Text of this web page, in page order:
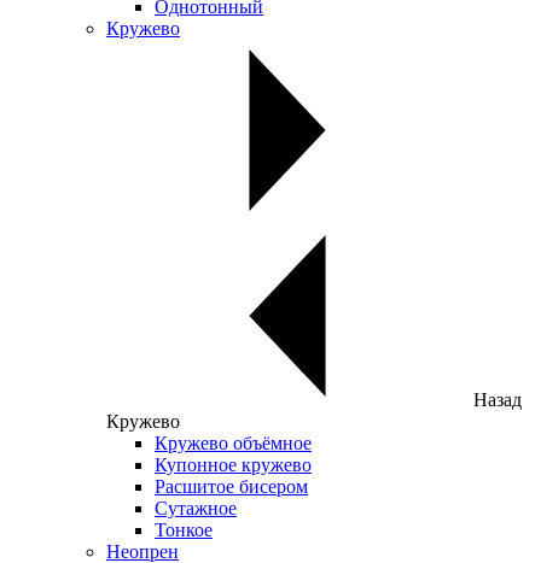
Однотонный
Кружево
Назад
Кружево
Кружево объёмное
Купонное кружево
Расшитое бисером
Сутажное
Тонкое
Неопрен